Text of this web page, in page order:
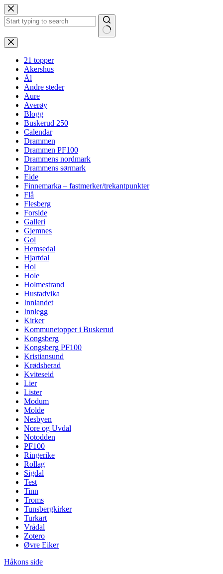
Hopp
til
innholdet
Ingen
resultater
21 topper
Akershus
Ål
Andre steder
Aure
Averøy
Blogg
Buskerud 250
Calendar
Drammen
Drammen PF100
Drammens nordmark
Drammens sørmark
Eide
Finnemarka – fastmerker/trekantpunkter
Flå
Flesberg
Forside
Galleri
Gjemnes
Gol
Hemsedal
Hjartdal
Hol
Hole
Holmestrand
Hustadvika
Innlandet
Innlegg
Kirker
Kommunetopper i Buskerud
Kongsberg
Kongsberg PF100
Kristiansund
Krødsherad
Kviteseid
Lier
Lister
Modum
Molde
Nesbyen
Nore og Uvdal
Notodden
PF100
Ringerike
Rollag
Sigdal
Test
Tinn
Troms
Tunsbergkirker
Turkart
Vrådal
Zotero
Øvre Eiker
Håkons side